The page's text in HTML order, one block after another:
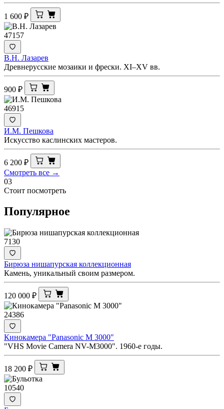
1 600 ₽
47157
В.Н. Лазарев
Древнерусские мозаики и фрески. XI–XV вв.
900 ₽
46915
И.М. Пешкова
Искусство каслинских мастеров.
6 200 ₽
Смотреть все →
03
Стоит посмотреть
Популярное
7130
Бирюза нишапурская коллекционная
Камень, уникальный своим размером.
120 000 ₽
24386
Кинокамера "Panasonic M 3000"
"VHS Movie Camera NV-M3000". 1960-е годы.
18 200 ₽
10540